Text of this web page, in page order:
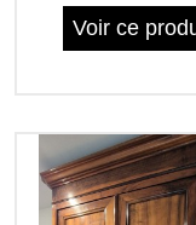
Voir ce